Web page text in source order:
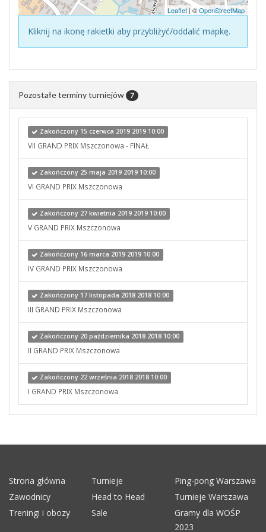
Leaflet | ©OpenStreetMap
Kliknij na ikonę rakietki aby przybliżyć/oddalić mapkę.
Pozostałe terminy turniejów 7
Zakończony 15 czerwca 2019 2019 10:00
VII GRAND PRIX Mszczonowa - FINAŁ
Zakończony 25 maja 2019 2019 10:00
VI GRAND PRIX Mszczonowa
Zakończony 27 kwietnia 2019 2019 10:00
V GRAND PRIX Mszczonowa
Zakończony 16 marca 2019 2019 10:00
IV GRAND PRIX Mszczonowa
Zakończony 17 listopada 2018 2018 10:00
III GRAND PRIX Mszczonowa
Zakończony 20 października 2018 2018 10:00
II GRAND PRIX Mszczonowa
Zakończony 22 września 2018 2018 10:00
I GRAND PRIX Mszczonowa
Strona główna Turnieje
Ping-pong Warszawa
Zawodnicy
Head to Head
Turnieje Warszawa
Treningi i obozy
Sale
Gramy dla WOŚP
2023